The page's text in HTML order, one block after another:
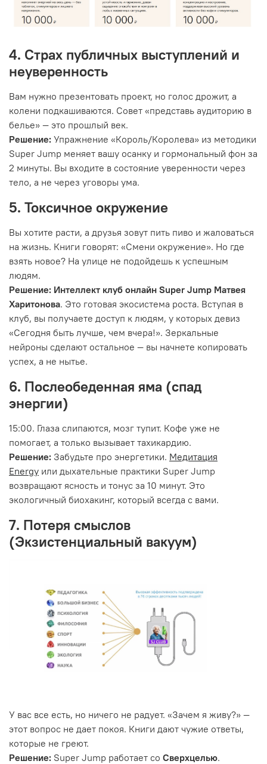
4. Страх публичных выступлений и
неуверенность
Вам нужно презентовать проект, но голос дрожит, а
колени подкашиваются. Совет «представь аудиторию в
белье» — это прошлый век.
Решение: Упражнение «Король/Королева» из методики
Super Jump меняет вашу осанку и гормональный фон за
2 минуты. Вы входите в состояние уверенности через
тело, а не через уговоры ума.
5. Токсичное окружение
Вы хотите расти, а друзья зовут пить пиво и жаловаться
на жизнь. Книги говорят: «Смени окружение». Но где
взять новое? На улице не подойдешь к успешным
людям.
Решение: Интеллект клуб онлайн Super Jump Матвея
Харитонова. Это готовая экосистема роста. Вступая в
клуб, вы получаете доступ к людям, у которых девиз
«Сегодня быть лучше, чем вчера!». Зеркальные
нейроны сделают остальное — вы начнете копировать
успех, а не нытье.
6. Послеобеденная яма (спад
энергии)
15:00. Глаза слипаются, мозг тупит. Кофе уже не
помогает, а только вызывает тахикардию.
Решение: Забудьте про энергетики. Медитация
Energy или дыхательные практики Super Jump
возвращают ясность и тонус за 10 минут. Это
экологичный биохакинг, который всегда с вами.
7. Потеря смыслов
(Экзистенциальный вакуум)
У вас все есть, но ничего не радует. «Зачем я живу?» —
этот вопрос не дает покоя. Книги дают чужие ответы,
которые не греют.
Решение: Super Jump работает со Сверхцелью.